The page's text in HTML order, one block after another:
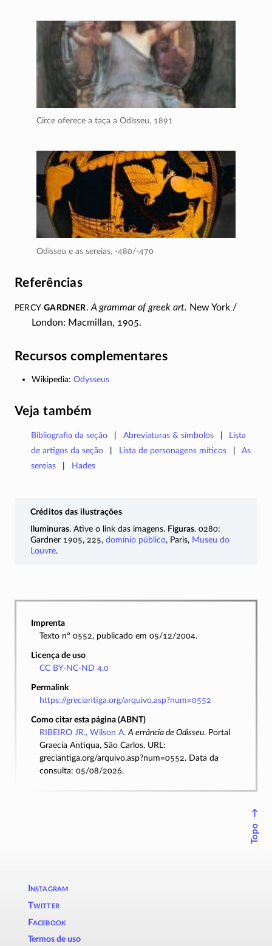
Circe oferece a taça a Odisseu, 1891
Odisseu e as sereias, -480/-470
Referências
PercyGardner. A grammar of greek art. New York /
London: Macmillan, 1905.
Recursos complementares
Wikipedia: Odysseus
Veja também
Bibliografia da seção Abreviaturas & símbolos
Lista
de artigos da seção
Lista de personagens míticos
As
sereias
Hades
Créditos das ilustrações
Iluminuras. Ative o link das imagens. Figuras. 0280:
Gardner 1905, 225, domínio público, Paris, Museu do
Louvre.
Imprenta
Texto nº 0552, publicado em 05/12/2004.
Licença de uso
CC BY-NC-ND 4.0
Permalink
https://greciantiga.org/arquivo.asp?num=0552
Como citar esta página (ABNT)
RIBEIRO JR., Wilson A. A errância de Odisseu. Portal
Graecia Antiqua, São Carlos. URL:
greciantiga.org/arquivo.asp?num=0552. Data da
consulta: 05/08/2026.
↑
Topo
Instagram
Twitter
Facebook
Termos de uso